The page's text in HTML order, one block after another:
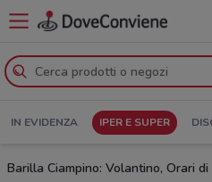
IN EVIDENZA IPER E SUPER
Barilla Ciampino: Volantino, Orari